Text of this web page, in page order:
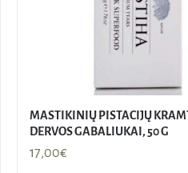
MASTIKINIŲ PISTACIJŲ
DERVOS GABALIUKAI, 50 G
17,00€